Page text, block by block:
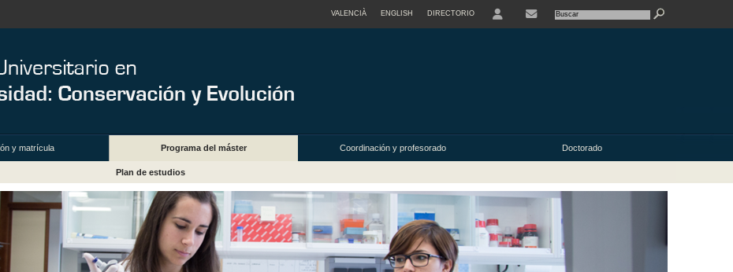
VALENCIÀ ENGLISH DIRECTORIO
y matrícula Programa del máster Coordinación y profesorado Doctorado
Plan de estudios